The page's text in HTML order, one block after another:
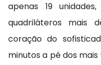
apenas 19
quadriláteros mais
coração do
minutos a pé dos